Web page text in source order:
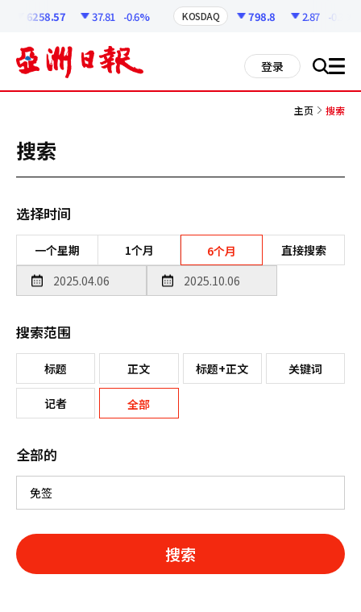
6258.57 37.81 -0.6% KOSDAQ 798.8 2.87 -0.36%
登录 搜 all
主页 搜索
搜索
选择时间
一个星期 1个月 6个月 直接搜索
搜索范围
标题 正文 标题+正文 关键词
记者 全部
全部的
搜索